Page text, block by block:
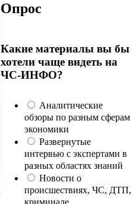
Опрос
Какие материалы вы бы
хотели чаще видеть на
ЧС-ИНФО?
Аналитические
обзоры по разным сферам
экономики
Развернутые
интервью с экспертами в
разных областях знаний
Новости о
происшествиях, ЧС, ДТП,